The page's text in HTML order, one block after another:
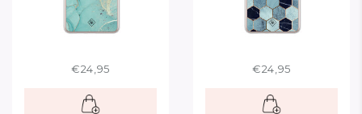
€24,95 €24,95